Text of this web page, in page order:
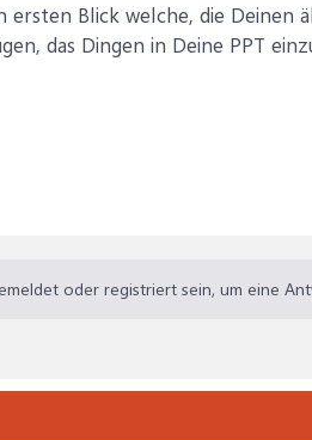
Blick welche, die Deinen
das Dingen in Deine PPT
oder registriert sein, um eine